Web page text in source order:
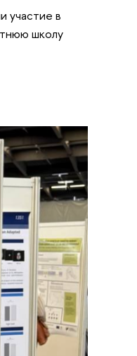
участие в
школу